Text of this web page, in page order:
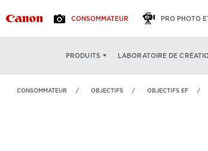
CONSOMMATEUR PRO PHOTO
PRODUITS LABORATOIRE DE
II USM
EF 70-
CONSOMMATEUR OBJECTIFS OBJECTIFS EF